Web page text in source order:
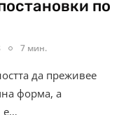
по
7 мин.
да преживее
форма, а
е…